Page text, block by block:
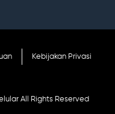
Kebijakan Privasi
All Rights Reserved